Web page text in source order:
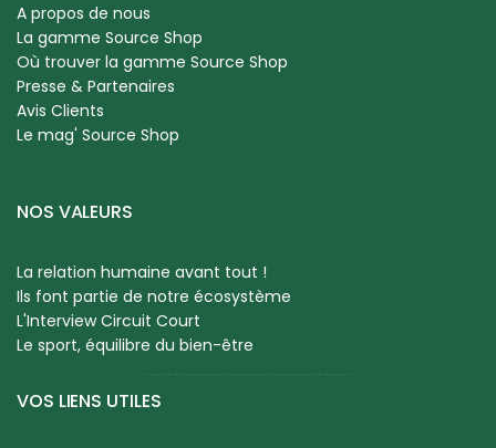
A propos de nous
La gamme Source Shop
Où trouver la gamme Source Shop
Presse & Partenaires
Avis Clients
Le mag' Source Shop
NOS VALEURS
La relation humaine avant tout !
Ils font partie de notre écosystème
L'Interview Circuit Court
Le sport, équilibre du bien-être
VOS LIENS UTILES